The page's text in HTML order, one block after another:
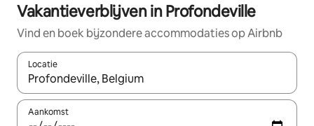
Vakantieverblijven in Profondeville
Vind en boek bijzondere accommodaties op Airbnb
Locatie
Wanneer er resultaten beschikbaar zijn, maak je een keuze
Aankomst